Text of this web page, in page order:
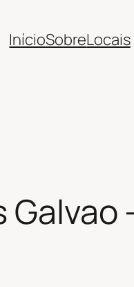
InícioSobreLocais